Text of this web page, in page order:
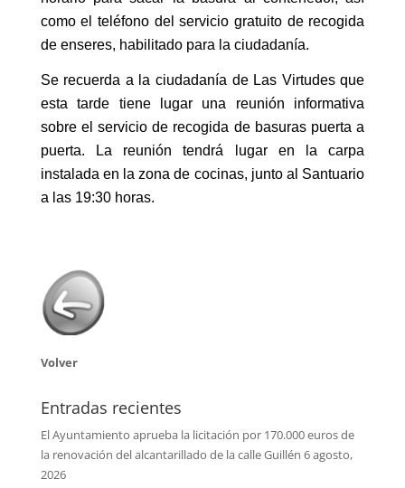
como el teléfono del servicio gratuito de recogida
de enseres, habilitado para la ciudadanía.
Se recuerda a la ciudadanía de Las Virtudes que
esta tarde tiene lugar una reunión informativa
sobre el servicio de recogida de basuras puerta a
puerta. La reunión tendrá lugar en la carpa
instalada en la zona de cocinas, junto al Santuario
a las 19:30 horas.
Volver
Entradas recientes
El Ayuntamiento aprueba la licitación por 170.000 euros de
la renovación del alcantarillado de la calle Guillén 6 agosto,
2026